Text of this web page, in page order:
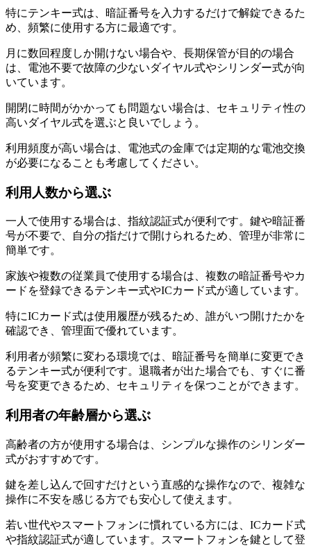
特にテンキー式は、暗証番号を入力するだけで解錠できるた
め、頻繁に使用する方に最適です。
月に数回程度しか開けない場合や、長期保管が目的の場合
は、電池不要で故障の少ないダイヤル式やシリンダー式が向
いています。
開閉に時間がかかっても問題ない場合は、セキュリティ性の
高いダイヤル式を選ぶと良いでしょう。
利用頻度が高い場合は、電池式の金庫では定期的な電池交換
が必要になることも考慮してください。
利用人数から選ぶ
一人で使用する場合は、指紋認証式が便利です。鍵や暗証番
号が不要で、自分の指だけで開けられるため、管理が非常に
簡単です。
家族や複数の従業員で使用する場合は、複数の暗証番号やカ
ードを登録できるテンキー式やICカード式が適しています。
特にICカード式は使用履歴が残るため、誰がいつ開けたかを
確認でき、管理面で優れています。
利用者が頻繁に変わる環境では、暗証番号を簡単に変更でき
るテンキー式が便利です。退職者が出た場合でも、すぐに番
号を変更できるため、セキュリティを保つことができます。
利用者の年齢層から選ぶ
高齢者の方が使用する場合は、シンプルな操作のシリンダー
式がおすすめです。
鍵を差し込んで回すだけという直感的な操作なので、複雑な
操作に不安を感じる方でも安心して使えます。
若い世代やスマートフォンに慣れている方には、ICカード式
や指紋認証式が適しています。スマートフォンを鍵として登